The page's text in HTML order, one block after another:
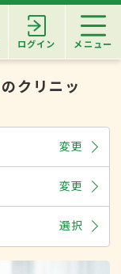
ログイン メニュー
のクリニッ
変更
変更
選択